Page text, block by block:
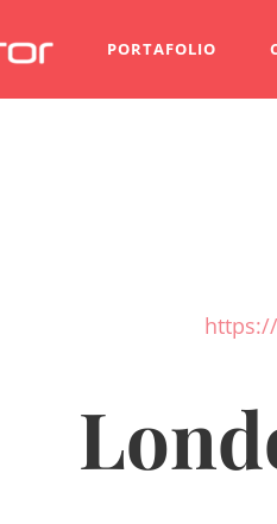
PORTAFOLIO